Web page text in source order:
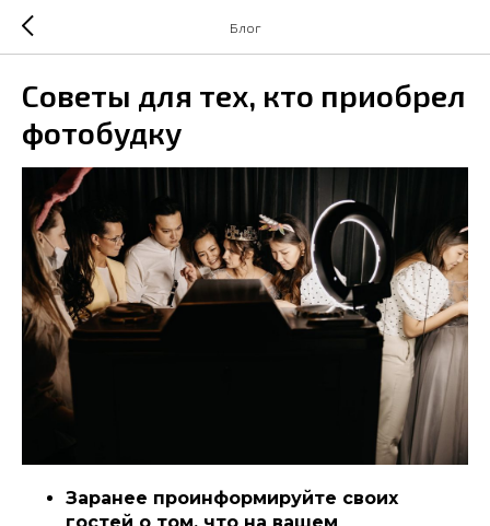
Блог
Советы для тех, кто приобрел
фотобудку
Заранее проинформируйте своих